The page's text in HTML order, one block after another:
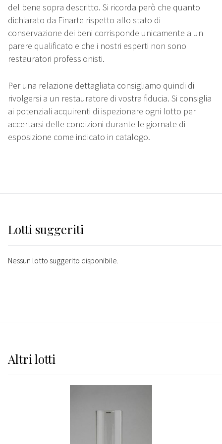
del bene sopra descritto. Si ricorda però che quanto
dichiarato da Finarte rispetto allo stato di
conservazione dei beni corrisponde unicamente a un
parere qualificato e che i nostri esperti non sono
restauratori professionisti.
Per una relazione dettagliata consigliamo quindi di
rivolgersi a un restauratore di vostra fiducia. Si consiglia
ai potenziali acquirenti di ispezionare ogni lotto per
accertarsi delle condizioni durante le giornate di
esposizione come indicato in catalogo.
Lotti suggeriti
Nessun lotto suggerito disponibile.
Altrilotti